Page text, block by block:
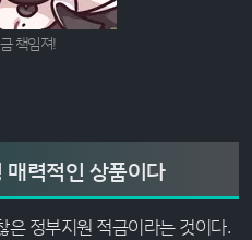
책임져!
력적인 상품이다
정부지원 적금이라는 것이다.